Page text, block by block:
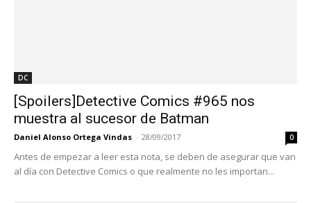
DC
[Spoilers]Detective Comics #965 nos
muestra al sucesor de Batman
Daniel Alonso Ortega Vindas - 28/09/2017 0
Antes de empezar a leer esta nota, se deben de asegurar que van
al día con Detective Comics o que realmente no les importan...